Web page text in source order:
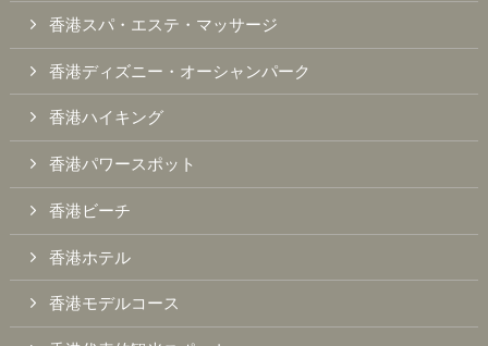
香港スパ・エステ・マッサージ
香港ディズニー・オーシャンパーク
香港ハイキング
香港パワースポット
香港ビーチ
香港ホテル
香港モデルコース